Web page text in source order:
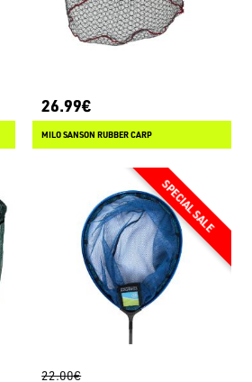
26.99€
MILO SANSON RUBBER CARP
22.00€